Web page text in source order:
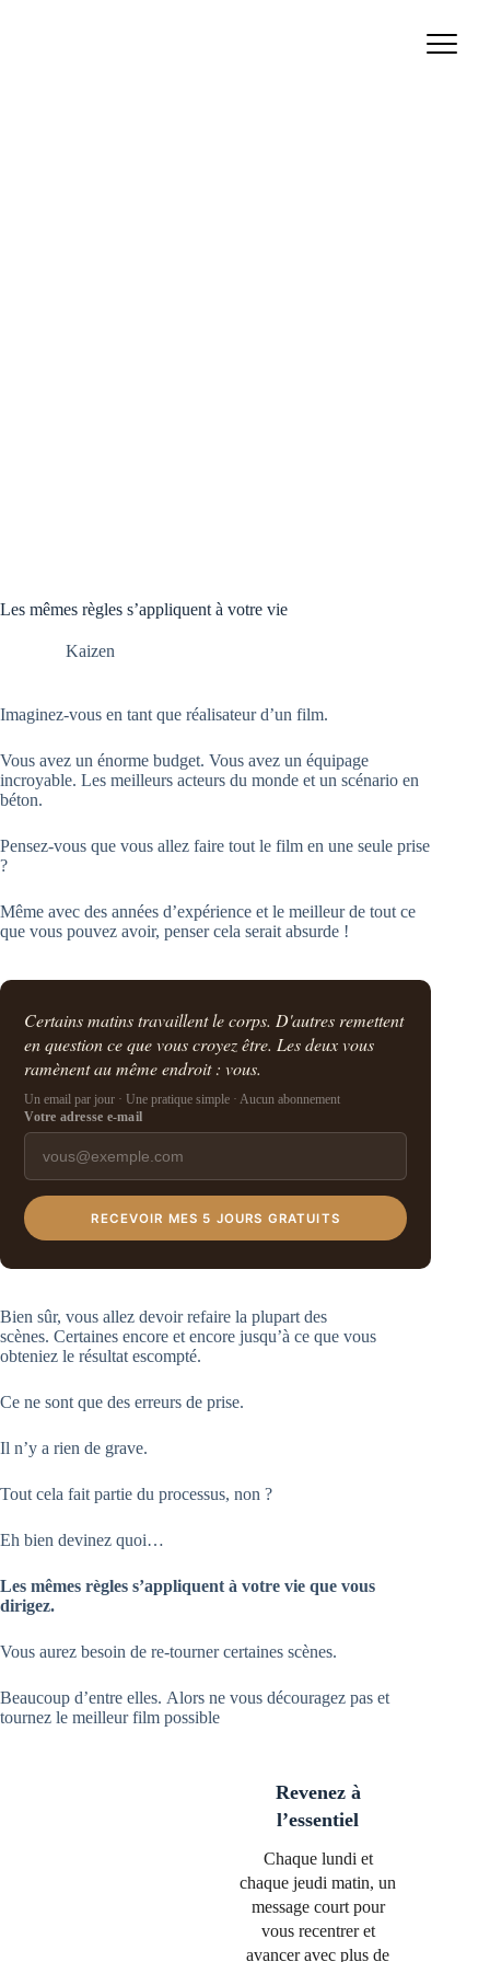
Les mêmes règles s’appliquent à votre vie
Kaizen
Imaginez-vous en tant que réalisateur d’un film.
Vous avez un énorme budget. Vous avez un équipage
incroyable. Les meilleurs acteurs du monde et un scénario en
béton.
Pensez-vous que vous allez faire tout le film en une seule prise
?
Même avec des années d’expérience et le meilleur de tout ce
que vous pouvez avoir, penser cela serait absurde !
Certains matins travaillent le corps. D'autres remettent
en question ce que vous croyez être. Les deux vous
ramènent au même endroit : vous.
Un email par jour · Une pratique simple · Aucun abonnement
Votre adresse e-mail
RECEVOIR MES 5 JOURS GRATUITS
Bien sûr, vous allez devoir refaire la plupart des
scènes. Certaines encore et encore jusqu’à ce que vous
obteniez le résultat escompté.
Ce ne sont que des erreurs de prise.
Il n’y a rien de grave.
Tout cela fait partie du processus, non ?
Eh bien devinez quoi…
Les mêmes règles s’appliquent à votre vie que vous
dirigez.
Vous aurez besoin de re-tourner certaines scènes.
Beaucoup d’entre elles. Alors ne vous découragez pas et
tournez le meilleur film possible
Revenez à
l’essentiel
Chaque lundi et
chaque jeudi matin, un
message court pour
vous recentrer et
avancer avec plus de